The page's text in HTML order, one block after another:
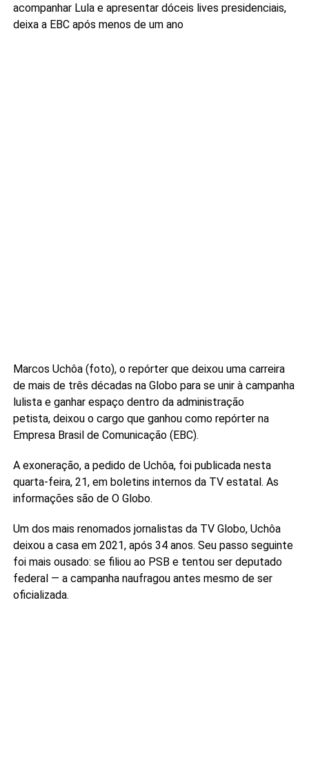
acompanhar Lula e apresentar dóceis lives presidenciais,
deixa a EBC após menos de um ano
Marcos Uchôa (foto), o repórter que deixou uma carreira
de mais de três décadas na Globo para se unir à campanha
lulista e ganhar espaço dentro da administração
petista, deixou o cargo que ganhou como repórter na
Empresa Brasil de Comunicação (EBC).
A exoneração, a pedido de Uchôa, foi publicada nesta
quarta-feira, 21, em boletins internos da TV estatal. As
informações são de O Globo.
Um dos mais renomados jornalistas da TV Globo, Uchôa
deixou a casa em 2021, após 34 anos. Seu passo seguinte
foi mais ousado: se filiou ao PSB e tentou ser deputado
federal — a campanha naufragou antes mesmo de ser
oficializada.